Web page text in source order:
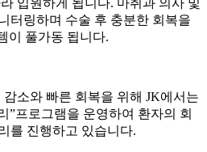
터링하며 수술 후 충분한 회복을
이 풀가동 됩니다.
소와 빠른 회복을 위해 JK에서는
”프로그램을 운영하여 환자의 회
를 진행하고 있습니다.